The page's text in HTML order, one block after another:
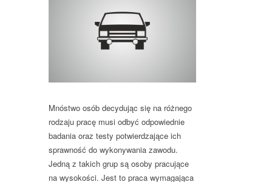
Mnóstwo osób decydując się na różnego
rodzaju pracę musi odbyć odpowiednie
badania oraz testy potwierdzające ich
sprawność do wykonywania zawodu.
Jedną z takich grup są osoby pracujące
na wysokości. Jest to praca wymagająca